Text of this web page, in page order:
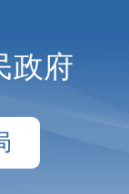
政府